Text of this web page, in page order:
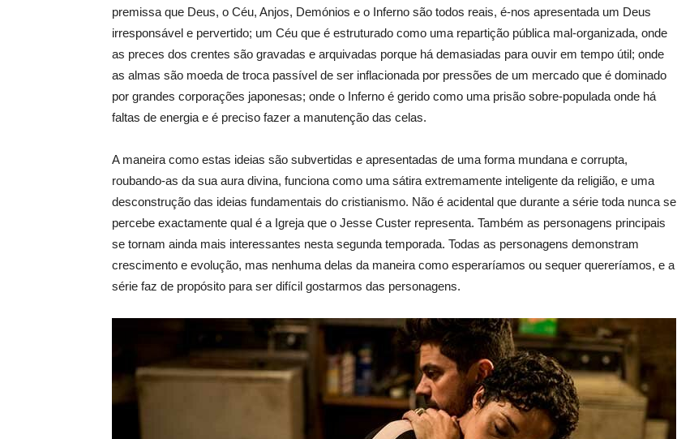
premissa que Deus, o Céu, Anjos, Demónios e o Inferno são todos reais, é-nos apresentada um Deus
irresponsável e pervertido; um Céu que é estruturado como uma repartição pública mal-organizada, onde
as preces dos crentes são gravadas e arquivadas porque há demasiadas para ouvir em tempo útil; onde
as almas são moeda de troca passível de ser inflacionada por pressões de um mercado que é dominado
por grandes corporações japonesas; onde o Inferno é gerido como uma prisão sobre-populada onde há
faltas de energia e é preciso fazer a manutenção das celas.
A maneira como estas ideias são subvertidas e apresentadas de uma forma mundana e corrupta,
roubando-as da sua aura divina, funciona como uma sátira extremamente inteligente da religião, e uma
desconstrução das ideias fundamentais do cristianismo. Não é acidental que durante a série toda nunca se
percebe exactamente qual é a Igreja que o Jesse Custer representa. Também as personagens principais
se tornam ainda mais interessantes nesta segunda temporada. Todas as personagens demonstram
crescimento e evolução, mas nenhuma delas da maneira como esperaríamos ou sequer quereríamos, e a
série faz de propósito para ser difícil gostarmos das personagens.